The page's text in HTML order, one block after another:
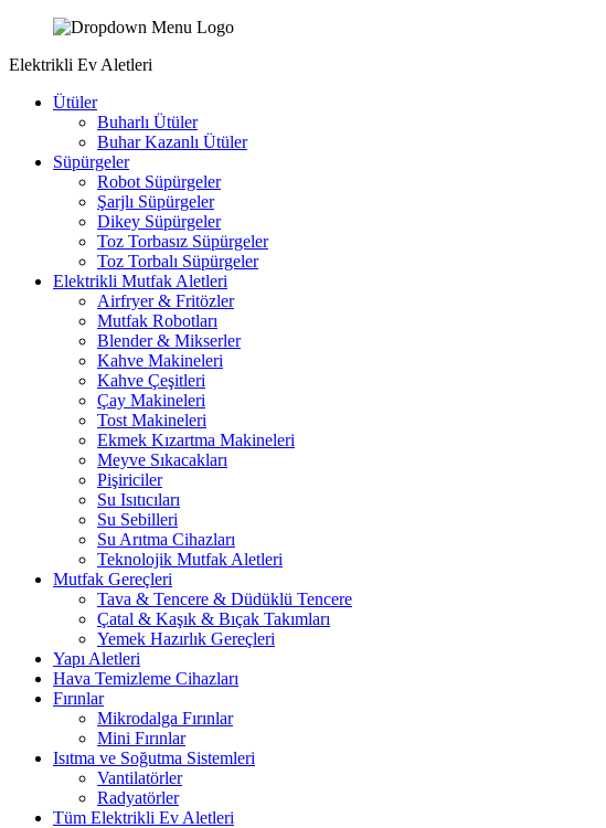
Elektrikli Ev Aletleri
Ütüler
Buharlı Ütüler
Buhar Kazanlı Ütüler
Süpürgeler
Robot Süpürgeler
Şarjlı Süpürgeler
Dikey Süpürgeler
Toz Torbasız Süpürgeler
Toz Torbalı Süpürgeler
Elektrikli Mutfak Aletleri
Airfryer & Fritözler
Mutfak Robotları
Blender & Mikserler
Kahve Makineleri
Kahve Çeşitleri
Çay Makineleri
Tost Makineleri
Ekmek Kızartma Makineleri
Meyve Sıkacakları
Pişiriciler
Su Isıtıcıları
Su Sebilleri
Su Arıtma Cihazları
Teknolojik Mutfak Aletleri
Mutfak Gereçleri
Tava & Tencere & Düdüklü Tencere
Çatal & Kaşık & Bıçak Takımları
Yemek Hazırlık Gereçleri
Yapı Aletleri
Hava Temizleme Cihazları
Fırınlar
Mikrodalga Fırınlar
Mini Fırınlar
Isıtma ve Soğutma Sistemleri
Vantilatörler
Radyatörler
Tüm Elektrikli Ev Aletleri